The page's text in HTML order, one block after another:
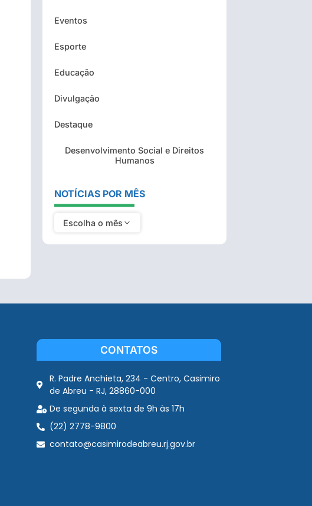
Eventos
Esporte
Educação
Divulgação
Destaque
Desenvolvimento Social e Direitos
Humanos
NOTÍCIAS POR MÊS
Escolha o mês
CONTATOS
R. Padre Anchieta, 234 - Centro, Casimiro
de Abreu - RJ, 28860-000
De segunda à sexta de 9h às 17h
(22) 2778-9800
contato@casimirodeabreu.rj.gov.br